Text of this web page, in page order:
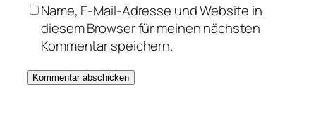
Name, E-Mail-Adresse und Website in
diesem Browser für meinen nächsten
Kommentar speichern.